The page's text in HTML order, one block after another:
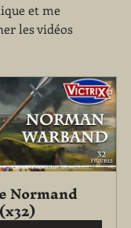
et me
les vidéos
Normand